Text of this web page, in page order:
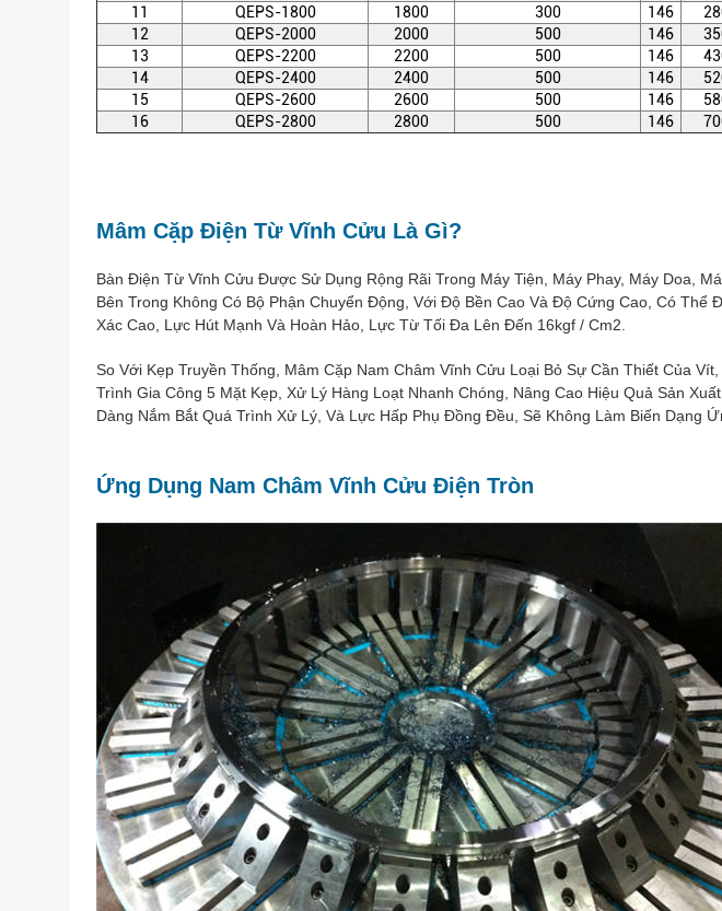
11
QEPS-1800 1800 300 146
12
QEPS-2000 2000 500 146
13
QEPS-2200 2200 500 146
14
QEPS-2400 2400 500 146
15
QEPS-2600 2600 500 146
16
QEPS-2800 2800 500 146
Mâm Cặp Điện Từ Vĩnh Cửu Là Gì?
Bàn Điện Từ Vĩnh Cửu Được Sử Dụng Rộng Rãi Trong Máy Tiện, Máy Phay, Máy Doa,
Bên Trong Không Có Bộ Phận Chuyển Động, Với Độ Bền Cao Và Độ Cứng Cao, Có
Xác Cao, Lực Hút Mạnh Và Hoàn Hảo, Lực Từ Tối Đa Lên Đến 16kgf / Cm2.
So Với Kẹp Truyền Thống, Mâm Cặp Nam Châm Vĩnh Cửu Loại Bỏ Sự Cần Thiết Của
Trình Gia Công 5 Mặt Kẹp, Xử Lý Hàng Loạt Nhanh Chóng, Nâng Cao Hiệu Quả Sản
Dàng Nắm Bắt Quá Trình Xử Lý, Và Lực Hấp Phụ Đồng Đều, Sẽ Không Làm Biến Dạng
Ứng Dụng Nam Châm Vĩnh Cửu Điện Tròn